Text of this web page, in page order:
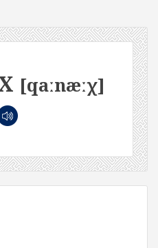
[qaːnæːχ]